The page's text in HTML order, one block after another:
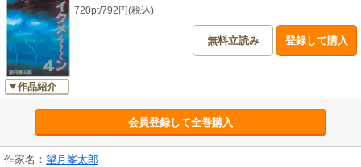
作品紹介
720pt/792円(税込)
無料立読み 登録して購入
会員登録して全巻購入
作家名： 望月峯太郎